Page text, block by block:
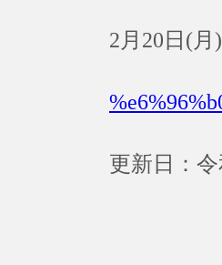
2月20日(
更新日：